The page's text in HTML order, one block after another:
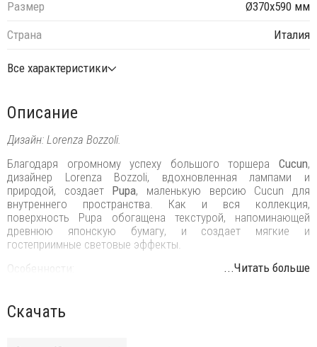
Размер
Ø370х590 мм
Страна
Италия
Все характеристики
Описание
Дизайн: Lorenza Bozzoli.
Благодаря огромному успеху большого торшера Cucun,
дизайнер Lorenza Bozzoli, вдохновленная лампами и
природой, создает Pupa, маленькую версию Cucun для
внутреннего пространства. Как и вся коллекция,
поверхность Pupa обогащена текстурой, напоминающей
древнюю японскую бумагу, и создает мягкие и
гостеприимные световые эффекты.
Особенности:
Версия: с подсветкой LED.
...Читать больше
Скачать